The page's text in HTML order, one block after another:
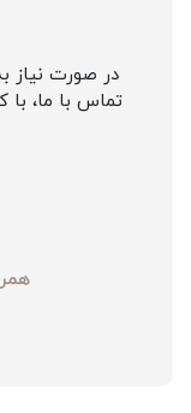
در صورت نیاز
تماس با ما، با